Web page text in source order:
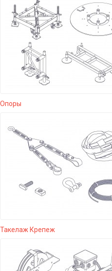
Опоры
Такелаж Крепеж